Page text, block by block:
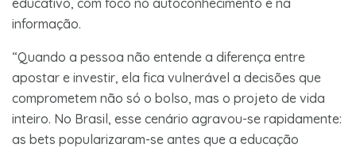
informação.
“Quando a pessoa não entende a diferença entre
apostar e investir, ela fica vulnerável a decisões que
comprometem não só o bolso, mas o projeto de vida
inteiro. No Brasil, esse cenário agravou-se rapidamente:
as bets popularizaram-se antes que a educação